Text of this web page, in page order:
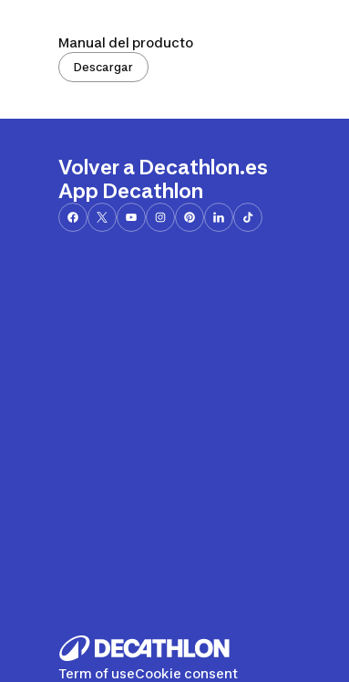
Manual del producto
Descargar
Volver a Decathlon.es
App Decathlon
Term of useCookie consent